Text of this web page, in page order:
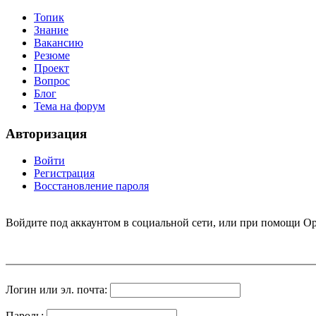
Топик
Знание
Вакансию
Резюме
Проект
Вопрос
Блог
Тема на форум
Авторизация
Войти
Регистрация
Восстановление пароля
Войдите под аккаунтом в социальной сети, или при помощи
Логин или эл. почта: